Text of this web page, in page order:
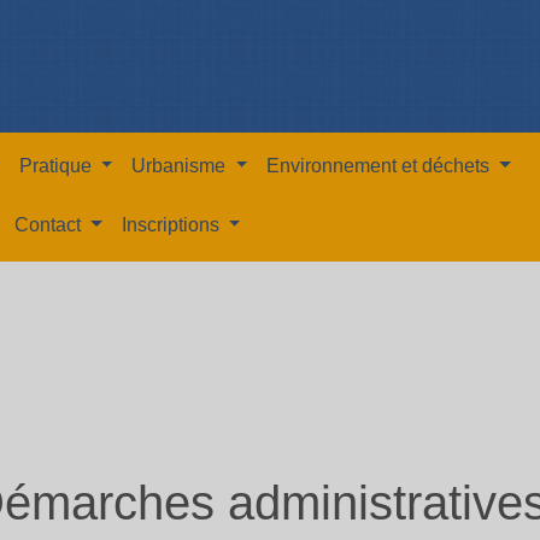
Pratique Urbanisme Environnement et déchets
Contact Inscriptions